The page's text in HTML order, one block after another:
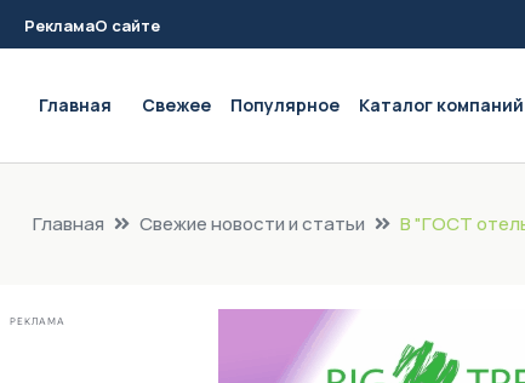
РекламаО сайте
Главная Свежее Популярное Каталог компаний
Главная Свежие новости и статьи В "ГОСТ
РЕКЛАМА